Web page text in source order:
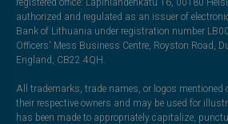
authorized and regulated as an issuer of
Bank of Lithuania under registration number
Officers' Mess Business Centre, Royston Road,
England, CB22 4QH.
All trademarks, trade names, or logos mentioned
their respective owners and may be used for
has been made to appropriately capitalize,